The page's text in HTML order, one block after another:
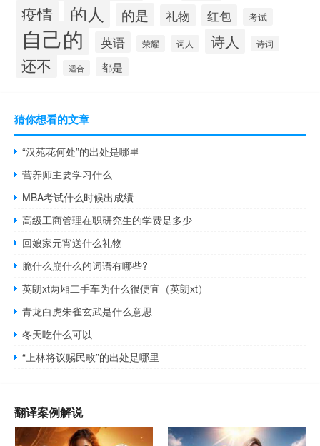
疫情 的人 的是 礼物 红包 考试
自己的 英语 荣耀 词人 诗人 诗词
还不 适合 都是
猜你想看的文章
“汉苑花何处”的出处是哪里
营养师主要学习什么
MBA考试什么时候出成绩
高级工商管理在职研究生的学费是多少
回娘家元宵送什么礼物
脆什么崩什么的词语有哪些?
英朗xt两厢二手车为什么很便宜（英朗xt）
青龙白虎朱雀玄武是什么意思
冬天吃什么可以
“上林将议赐民畋”的出处是哪里
翻译案例解说